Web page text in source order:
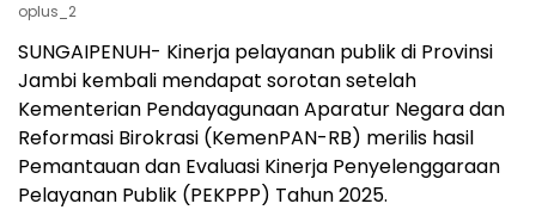
oplus_2
SUNGAIPENUH- Kinerja pelayanan publik di Provinsi
Jambi kembali mendapat sorotan setelah
Kementerian Pendayagunaan Aparatur Negara dan
Reformasi Birokrasi (KemenPAN-RB) merilis hasil
Pemantauan dan Evaluasi Kinerja Penyelenggaraan
Pelayanan Publik (PEKPPP) Tahun 2025.